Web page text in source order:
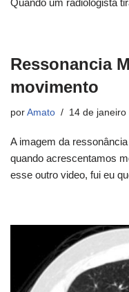
Quando um radiologista
Ressonancia
movimento
por Amato 14 de janeiro
A imagem da
quando acrescentamos
esse outro video, fui eu